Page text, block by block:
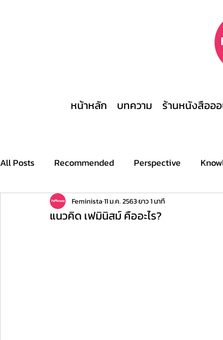
หน้าหลัก บทความ ร้านหนังสืออ
All Posts Recommended Perspective
Archive Stories This is what a feminist
แนวคิด เฟมินิสม์ คืออะไร?
Feminista11 ม.ค. 2563ยาว 1 นาที